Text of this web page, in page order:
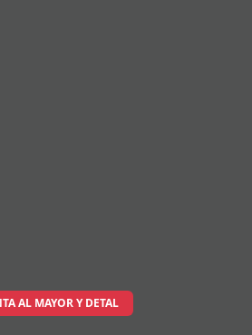
AL MAYOR Y DETAL